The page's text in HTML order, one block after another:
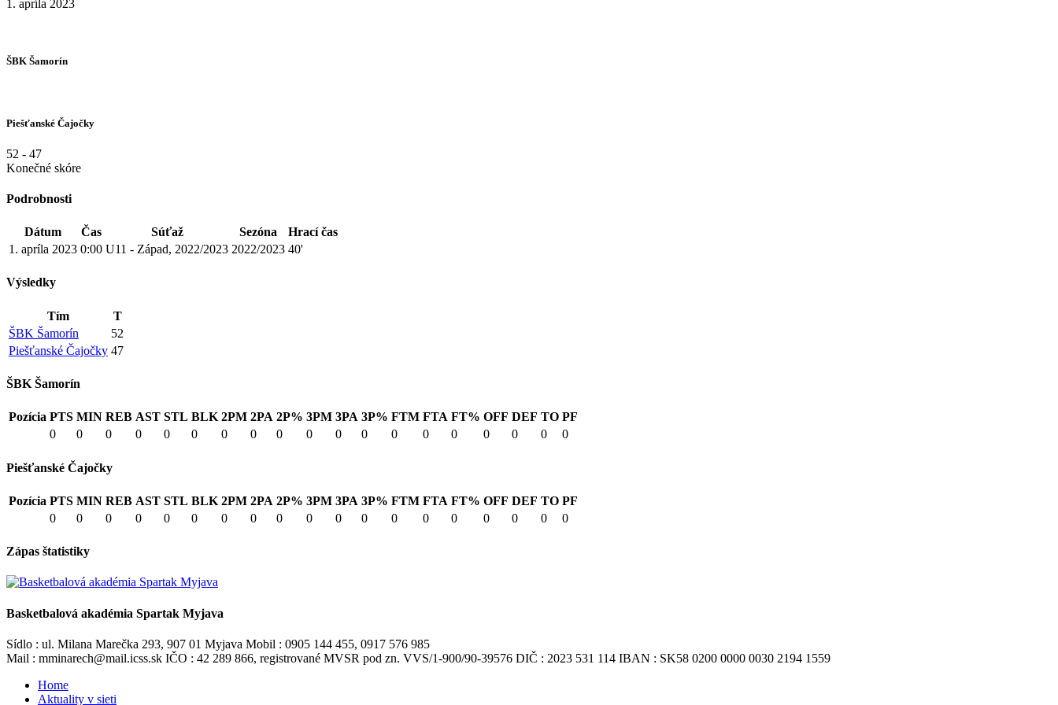
1. apríla 2023
ŠBK Šamorín
Piešťanské Čajočky
52 - 47
Konečné skóre
Podrobnosti
Dátum Čas Súťaž Sezóna
Hrací čas
1. apríla 2023 0:00 U11 - Západ, 2022/2023 2022/2023 40'
Výsledky
Tím
T
ŠBK Šamorín
52
Piešťanské Čajočky 47
ŠBK Šamorín
Pozícia PTS MIN REB AST STL BLK 2PM 2PA 2P% 3PM 3PA 3P% FTM FTA FT% OFF DEF TO PF
0
0 0 0 0 0 0 0 0 0 0 0 0 0 0 0 0 0 0
Piešťanské Čajočky
Pozícia PTS MIN REB AST STL BLK 2PM 2PA 2P% 3PM 3PA 3P% FTM FTA FT% OFF DEF TO PF
0
0 0 0 0 0 0 0 0 0 0 0 0 0 0 0 0 0 0
Zápas štatistiky
Basketbalová akadémia Spartak Myjava
Sídlo : ul. Milana Marečka 293, 907 01 Myjava Mobil : 0905 144 455, 0917 576 985
Mail : mminarech@mail.icss.sk IČO : 42 289 866, registrované MVSR pod zn. VVS/1-900/90-39576 DIČ : 2023 531 114 IBAN : SK58 0200 0000 0030 2194 1559
Home
Aktuality v sieti